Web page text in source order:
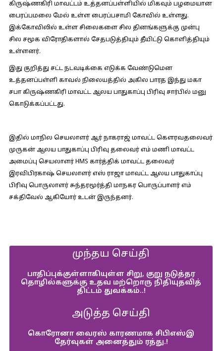
கிருஷ்ணகிரி மாவட்டம் உத்தனப்பள்ளியில் மிகவும் பழமையான
பைரப்பமலை மேல் உள்ள பைரப்பசாமி கோவில் உள்ளது.
இக்கோவிலில் உள்ள சிலைகளை சில தினங்களுக்கு முன்பு
சில சமூக விரோதிகளால் சேதபடுத்தியும் தீயிட்டு கொளித்தியும்
உள்ளனர்.
இது குறித்து சட்ட நடவடிக்கை எடுக்க வேண்டுமென
உத்தனப்பள்ளி காவல் நிலையத்தில் அகில பாரத இந்து மகா
சபா கிருஷ்ணகிரி மாவட்ட ஆலய பாதுகாப்பு பிரிவு சார்பில் மனு
கொடுக்கப்பட்டது.
இதில் மாநில செயலாளர் ஆர் நாகராஜ் மாவட்ட கௌரவதலைவர்
முருகன் ஆலய பாதுகாப்பு பிரிவு தலைவர் எம் மணி மாவட்ட
அமைப்பு செயலாளர் HMS கார்த்திக் மாவட்ட தலைவர்
இரவிபிரகாஷ் செயலாளர் எஸ் ராஜா மாவட்ட ஆலய பாதுகாப்பு
பிரிவு பொருலாளர் சுந்தரமூர்த்தி மாநகர பொருப்பாளர் எம்
சக்திவேல் ஆகியோர் உடன் இருந்தனர்.
முந்தய செய்தி
பாதிப்புக்குள்ளாகியுள்ள சிறு, குறு நடுத்தர
தொழில்களுக்கு உதவ மற்றொரு நிதியுதவித்
திட்டம் துவக்கம்..!
அடுத்த செய்தி
கொரோனா வைரஸ் காரணமாக சிபிஎஸ்இ
தேர்வுகள் அனைத்தும் ரத்து.!